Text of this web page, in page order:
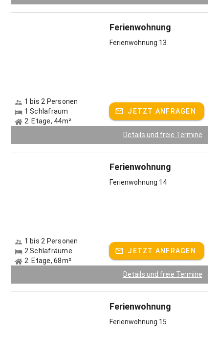
Ferienwohnung
Ferienwohnung 13
1 bis 2 Personen
1 Schlafraum
2. Etage, 44m²
JETZT ANFRAGEN
Details und freie Termine
Ferienwohnung
Ferienwohnung 14
1 bis 2 Personen
2 Schlafräume
2. Etage, 68m²
JETZT ANFRAGEN
Details und freie Termine
Ferienwohnung
Ferienwohnung 15